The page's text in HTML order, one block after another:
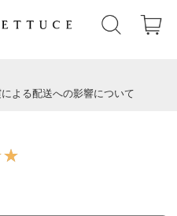
よる配送への影響について